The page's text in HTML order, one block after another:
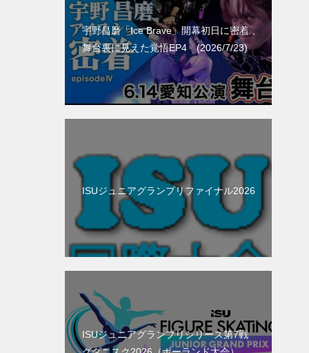
宇野昌磨「Ice Brave」開幕初日に密着 、
舞台裏に見えた覚悟EP4 (2026/7/23)
ISUジュニアグランプリファイナル2026
ISUジュニアグランプリシリーズ第7戦